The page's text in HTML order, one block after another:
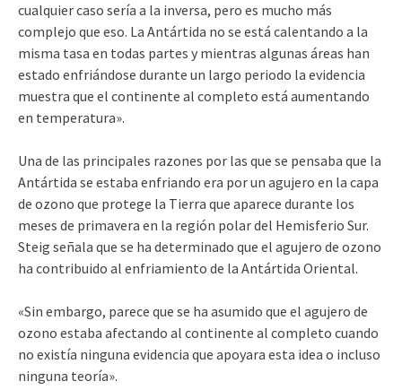
cualquier caso sería a la inversa, pero es mucho más
complejo que eso. La Antártida no se está calentando a la
misma tasa en todas partes y mientras algunas áreas han
estado enfriándose durante un largo periodo la evidencia
muestra que el continente al completo está aumentando
en temperatura».
Una de las principales razones por las que se pensaba que la
Antártida se estaba enfriando era por un agujero en la capa
de ozono que protege la Tierra que aparece durante los
meses de primavera en la región polar del Hemisferio Sur.
Steig señala que se ha determinado que el agujero de ozono
ha contribuido al enfriamiento de la Antártida Oriental.
«Sin embargo, parece que se ha asumido que el agujero de
ozono estaba afectando al continente al completo cuando
no existía ninguna evidencia que apoyara esta idea o incluso
ninguna teoría».